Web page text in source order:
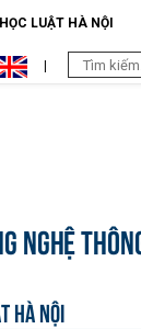
LUẬT HÀ NỘI
nghệ
HÀ NỘI